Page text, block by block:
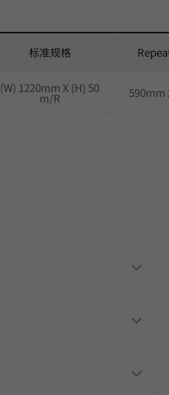
标准规格
(W) 1220mm X (H) 50
m/R 590mm